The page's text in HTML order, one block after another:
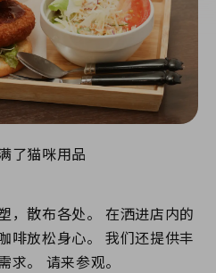
了猫咪用品
，散布各处。 在洒进店内的
啡放松身心。 我们还提供丰
求。 请来参观。